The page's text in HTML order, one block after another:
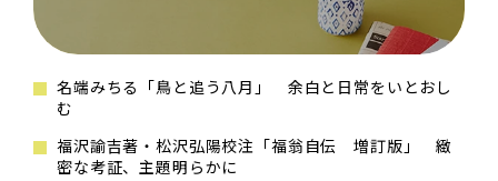
名端みちる「鳥と追う八月」 余白と日常をいとおし
む
福沢諭吉著・松沢弘陽校注「福翁自伝 増訂版」 緻
密な考証、主題明らかに